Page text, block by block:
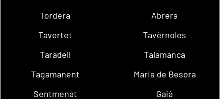
Tordera
Abrera
Tavertet
Tavèrnoles
Taradell
Talamanca
Tagamanent
Maria de Besora
Sentmenat
Gaià